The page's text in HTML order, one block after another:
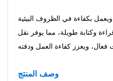
ويعمل بكفاءة في الظروف البيئية
وكتابة طويلة، مما يوفر نقل
وصف المنتج